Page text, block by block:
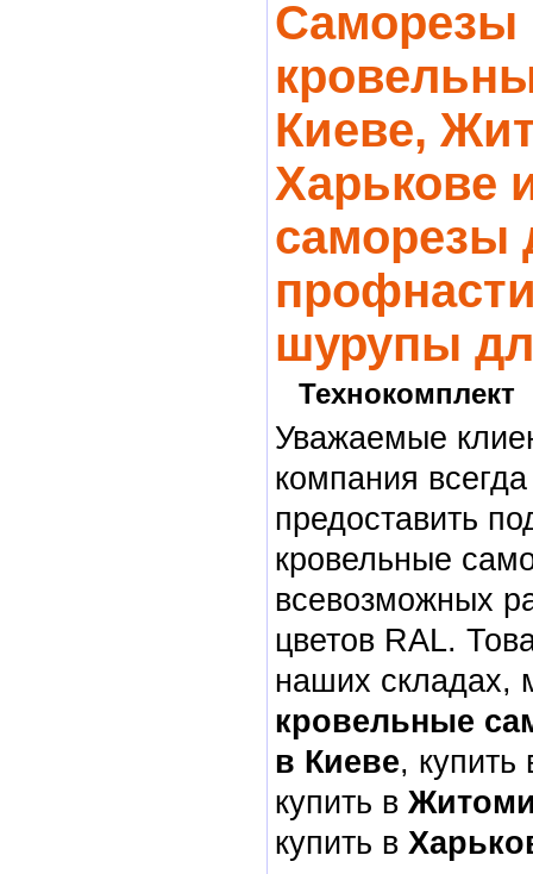
Cаморезы
Киеве,
Харькове
саморезы
шурупы
Технокомплект
Уважаемые
компания
предоставить
кровельные
всевозможных
цветов RAL.
наших складах,
кровельные
в Киеве, купить
купить в
купить в